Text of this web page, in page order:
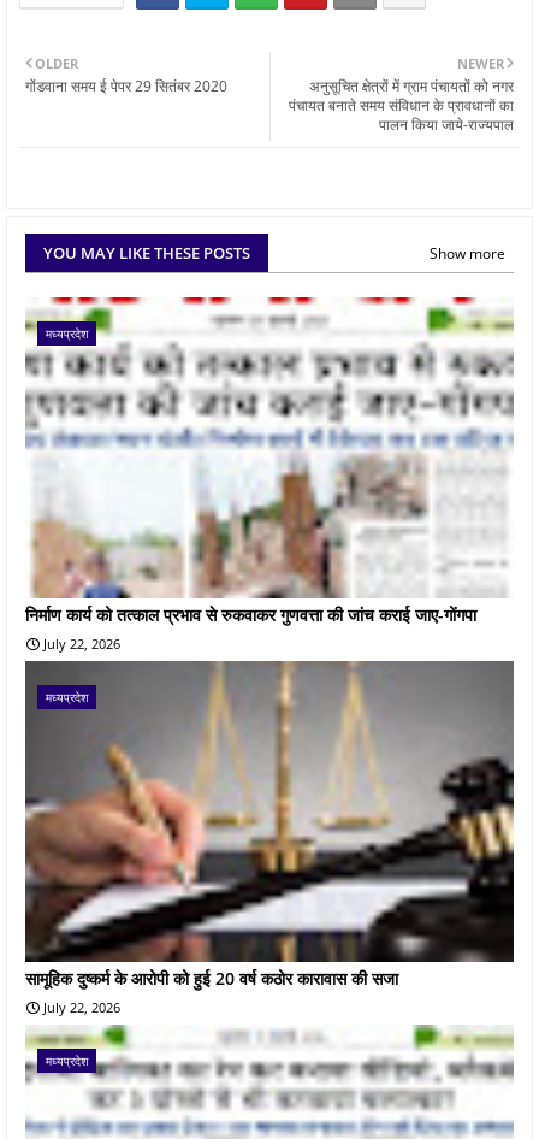
NEWER
अनुसूचित क्षेत्रों में ग्राम पंचायतों को नगर
पंचायत बनाते समय संविधान के प्रावधानों का
पालन किया जाये-राज्यपाल
OLDER
गोंडवाना समय ई पेपर 29 सितंबर 2020
YOU MAY LIKE THESE POSTS Show more
मध्यप्रदेश
निर्माण कार्य को तत्काल प्रभाव से रुकवाकर गुणवत्ता की जांच कराई जाए-गोंगपा
July 22, 2026
मध्यप्रदेश
सामूहिक दुष्कर्म के आरोपी को हुई 20 वर्ष कठोर कारावास की सजा
July 22, 2026
मध्यप्रदेश